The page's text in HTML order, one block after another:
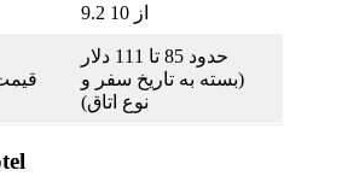
9.2 از 10
حدود 85 تا 111 دلار
(بسته به تاریخ سفر و
نوع اتاق)